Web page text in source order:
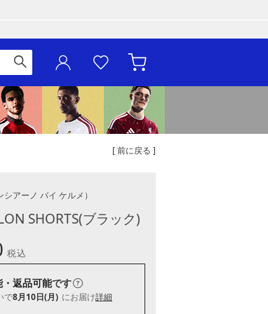
[ 前に戻る ]
シアーノ バイ ケルメ）
SHORTS(ブラック)
税込
返品可能です
で8月10日(月) にお届け詳細